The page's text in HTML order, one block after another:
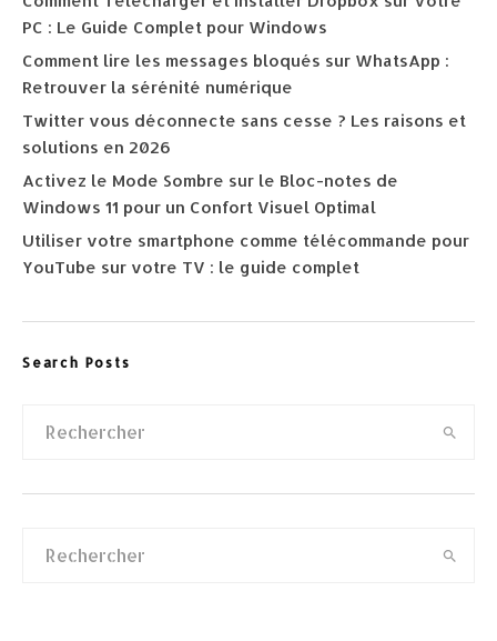
PC : Le Guide Complet pour Windows
Comment lire les messages bloqués sur WhatsApp :
Retrouver la sérénité numérique
Twitter vous déconnecte sans cesse ? Les raisons et
solutions en 2026
Activez le Mode Sombre sur le Bloc-notes de
Windows 11 pour un Confort Visuel Optimal
Utiliser votre smartphone comme télécommande pour
YouTube sur votre TV : le guide complet
Search Posts